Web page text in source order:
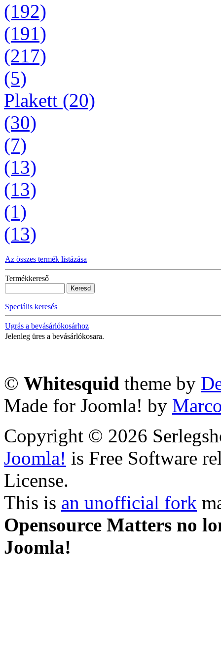
(192)
(191)
(217)
(5)
Plakett (20)
(30)
(7)
(13)
(13)
(1)
(13)
Az összes termék listázása
Termékkereső
Speciális keresés
Ugrás a bevásárlókosárhoz
Jelenleg üres a bevásárlókosara.
© Whitesquid theme by
Made for Joomla! by
Copyright © 2026
Joomla! is Free Software
License.
This is an unofficial fork
Opensource Matters no
Joomla!